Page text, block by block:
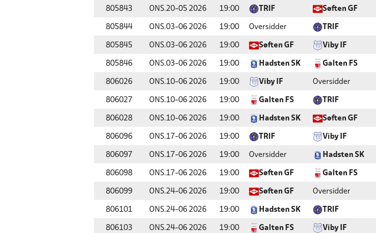
805843 ONS.20-05 2026 19:00 TRIF Søften GF
805844 ONS.03-06 2026 19:00 Oversidder TRIF
805845 ONS.03-06 2026 19:00 Søften GF Viby IF
805846 ONS.03-06 2026 19:00 Hadsten SK Galten FS
806026 ONS.10-06 2026 19:00 Viby IF Oversidder
806027 ONS.10-06 2026 19:00 Galten FS TRIF
806028 ONS.10-06 2026 19:00 Hadsten SK Søften GF
806096 ONS.17-06 2026 19:00 TRIF Viby IF
806097 ONS.17-06 2026 19:00 Oversidder Hadsten SK
806098 ONS.17-06 2026 19:00 Søften GF Galten FS
806099 ONS.24-06 2026 19:00 Søften GF Oversidder
806101 ONS.24-06 2026 19:00 Hadsten SK TRIF
806103 ONS.24-06 2026 19:00 Galten FS Viby IF